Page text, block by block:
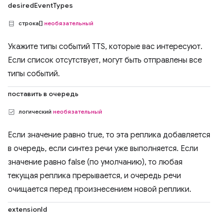
desiredEventTypes
строка[] необязательный
Укажите типы событий TTS, которые вас интересуют.
Если список отсутствует, могут быть отправлены все
типы событий.
поставить в очередь
логический необязательный
Если значение равно true, то эта реплика добавляется
в очередь, если синтез речи уже выполняется. Если
значение равно false (по умолчанию), то любая
текущая реплика прерывается, и очередь речи
очищается перед произнесением новой реплики.
extensionId